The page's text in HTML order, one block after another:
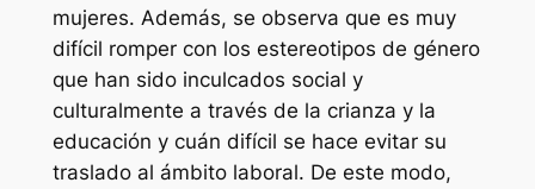
mujeres. Además, se observa que es muy
difícil romper con los estereotipos de género
que han sido inculcados social y
culturalmente a través de la crianza y la
educación y cuán difícil se hace evitar su
traslado al ámbito laboral. De este modo,